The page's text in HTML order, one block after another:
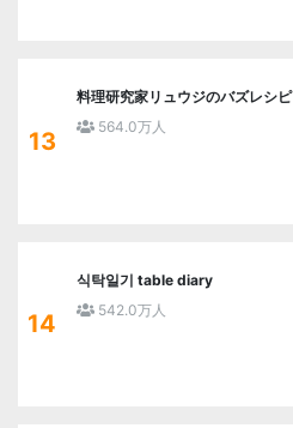
13
料理研究家リュウジのバズレシピ
564.0万人
14
식탁일기 table diary
542.0万人